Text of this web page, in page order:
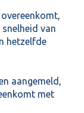
van
hetzelfde
aangemeld,
met